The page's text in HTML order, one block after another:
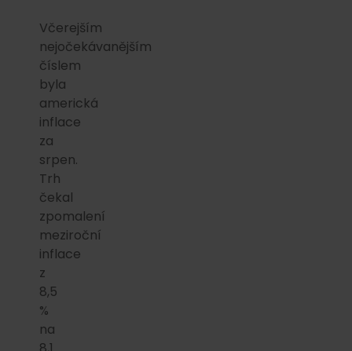
Včerejším
nejočekávanějším
číslem
byla
americká
inflace
za
srpen.
Trh
čekal
zpomalení
meziroční
inflace
z
8,5
%
na